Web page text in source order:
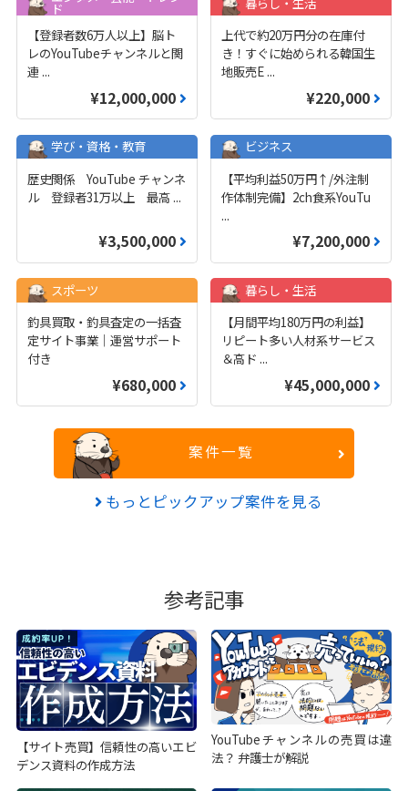
ド
【登録者数6万人以上】脳ト
レのYouTubeチャンネルと関
連 ...
¥12,000,000
上代で約20万円分の在庫付
き！すぐに始められる韓国生
地販売E ...
¥220,000
学び・資格・教育
歴史関係 YouTube チャンネ
ル 登録者31万以上 最高 ...
¥3,500,000
ビジネス
【平均利益50万円↑/外注制
作体制完備】2ch食系YouTu
...
¥7,200,000
スポーツ
釣具買取・釣具査定の一括査
定サイト事業｜運営サポート
付き
¥680,000
暮らし・生活
【月間平均180万円の利益】
リピート多い人材系サービス
＆高ド ...
¥45,000,000
案件一覧
もっとピックアップ案件を見る
参考記事
【サイト売買】信頼性の高いエビ
デンス資料の作成方法
YouTubeチャンネルの売買は違
法？ 弁護士が解説